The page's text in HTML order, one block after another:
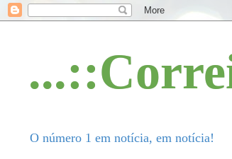
O número 1 em notícia, em notícia!